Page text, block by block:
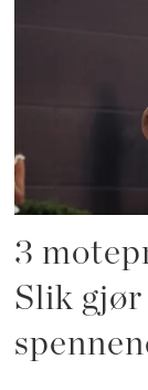
3
Slik